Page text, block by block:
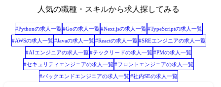
IoT技術を導入することで、遠隔監視やデータ収集を可能にし、付加価値
を高めるソリューション※例えば監視体制のDX化やモニタリングプロセ
スの自動化・稼働率改善に向けた自動化)を様々な業界に対し提供してい
ます)等を実現することで、大手顧客の顧客企業のDXを支援していきま
す。 本ポジションでは、IoTプラットフォーム開発のプロジェクトリー
ダー(PL)として、要件定義から開発・運用フェーズまで一貫してプロジ
ェクトを牽引していただける方を募集します。 具体的な業務内容 スマー
トプロダクトにおけるIoTアプリ(Web/モバイル)の開発PLとして、以下の
人気の職種・スキルから求人探してみる
#Pythonの求人一覧 #Goの求人一覧 #Next.jsの求人一覧 #TypeScriptの求人一覧
#AWSの求人一覧 #Javaの求人一覧 #Reactの求人一覧 #SREエンジニアの求人一覧
#AIエンジニアの求人一覧#テックリードの求人一覧#PMの求人一覧
#セキュリティエンジニアの求人一覧#フロントエンジニアの求人一覧
#バックエンドエンジニアの求人一覧#社内SEの求人一覧